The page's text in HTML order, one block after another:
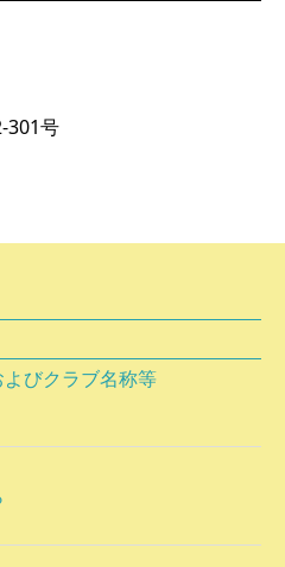
301号
びクラブ名称等